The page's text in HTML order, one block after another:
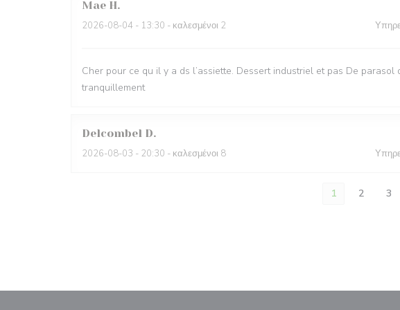
Mae H
2026-08-04 - 13:30 - καλεσμένοι 2
Cher pour ce qu il y a ds l’assiette. Dessert industriel et pas De
tranquillement
Delcombel D
2026-08-03 - 20:30 - καλεσμένοι 8
1 2 3